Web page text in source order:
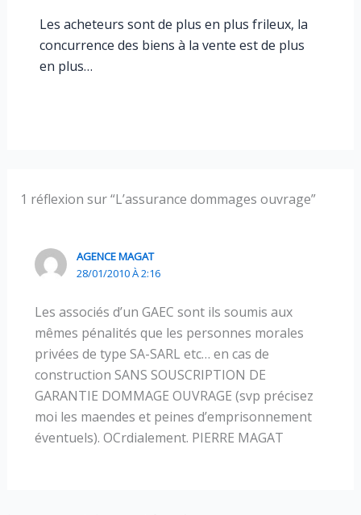
Les acheteurs sont de plus en plus frileux, la
concurrence des biens à la vente est de plus
en plus…
1 réflexion sur “L’assurance dommages ouvrage”
AGENCE MAGAT
28/01/2010 À 2:16
Les associés d’un GAEC sont ils soumis aux
mêmes pénalités que les personnes morales
privées de type SA-SARL etc… en cas de
construction SANS SOUSCRIPTION DE
GARANTIE DOMMAGE OUVRAGE (svp précisez
moi les maendes et peines d’emprisonnement
éventuels). OCrdialement. PIERRE MAGAT